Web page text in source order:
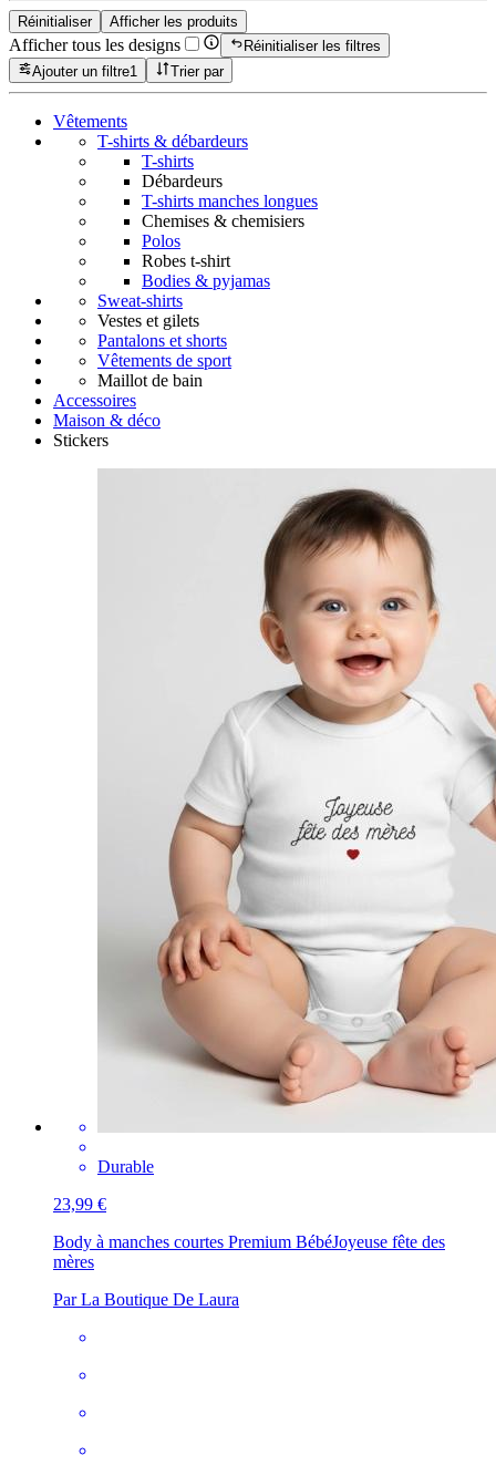
Réinitialiser Afficher les produits
Afficher tous les designs
Réinitialiser les filtres
Ajouter un filtre1 Trier par
Vêtements
T-shirts & débardeurs
T-shirts
Débardeurs
T-shirts manches longues
Chemises & chemisiers
Polos
Robes t-shirt
Bodies & pyjamas
Sweat-shirts
Vestes et gilets
Pantalons et shorts
Vêtements de sport
Maillot de bain
Accessoires
Maison & déco
Stickers
Durable
23,99 €
Body à manches courtes Premium BébéJoyeuse fête des
mères
Par La Boutique De Laura